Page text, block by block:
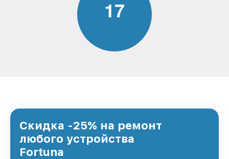
17
Скидка -25% на ремонт
любого устройства
Fortuna